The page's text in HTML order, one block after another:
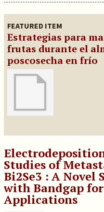
FEATURED ITEM
Estrategias para
frutas durante el
poscosecha en frío
Studies of
Bi2Se3 : A Novel
with Bandgap
Applications